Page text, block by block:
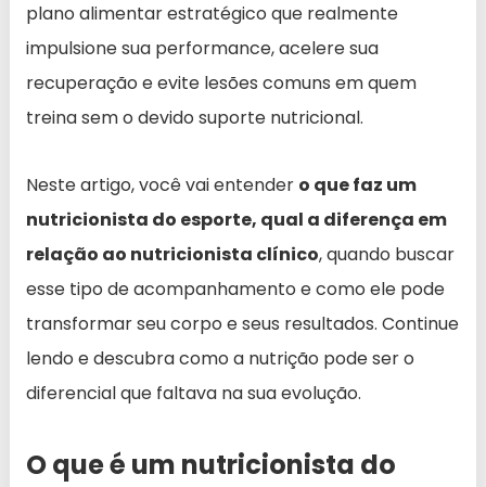
plano alimentar estratégico que realmente
impulsione sua performance, acelere sua
recuperação e evite lesões comuns em quem
treina sem o devido suporte nutricional.
Neste artigo, você vai entender o que faz um
nutricionista do esporte, qual a diferença em
relação ao nutricionista clínico, quando buscar
esse tipo de acompanhamento e como ele pode
transformar seu corpo e seus resultados. Continue
lendo e descubra como a nutrição pode ser o
diferencial que faltava na sua evolução.
O que é um nutricionista do